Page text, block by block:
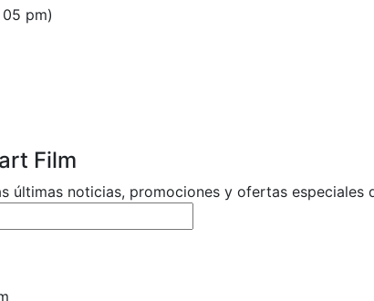
pm)
Film
últimas noticias, promociones y ofertas especiales